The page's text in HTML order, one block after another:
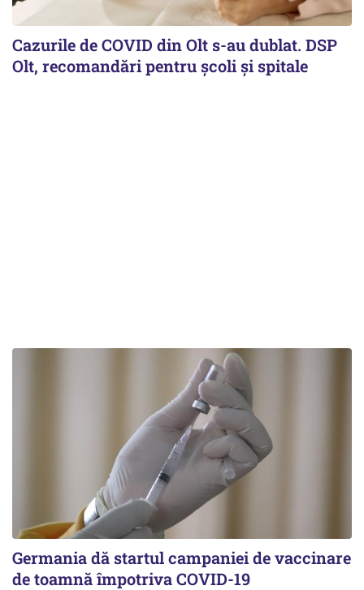
Cazurile de COVID din Olt s-au dublat. DSP
Olt, recomandări pentru școli și spitale
Germania dă startul campaniei de vaccinare
de toamnă împotriva COVID-19